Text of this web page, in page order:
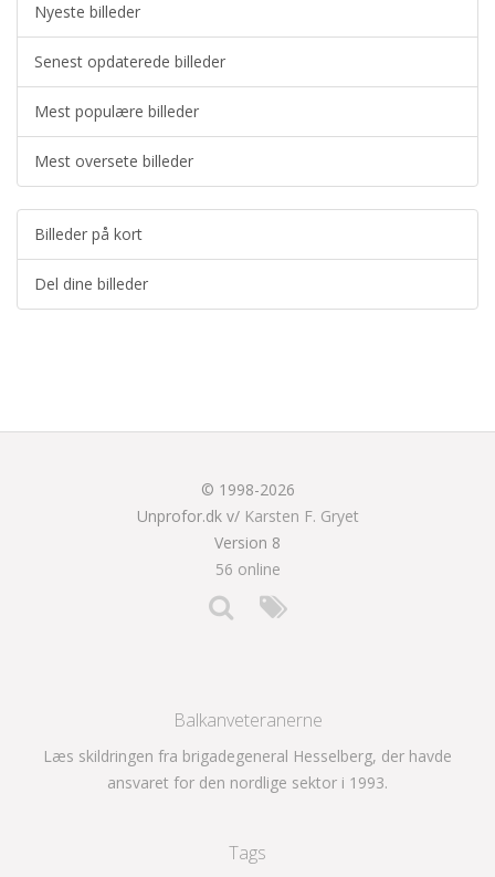
Nyeste billeder
Senest opdaterede billeder
Mest populære billeder
Mest oversete billeder
Billeder på kort
Del dine billeder
© 1998-2026
Unprofor.dk v/ Karsten F. Gryet
Version 8
56 online
Balkanveteranerne
Læs skildringen fra brigadegeneral Hesselberg, der havde
ansvaret for den nordlige sektor i 1993.
Tags